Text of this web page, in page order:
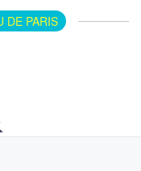
DE PARIS